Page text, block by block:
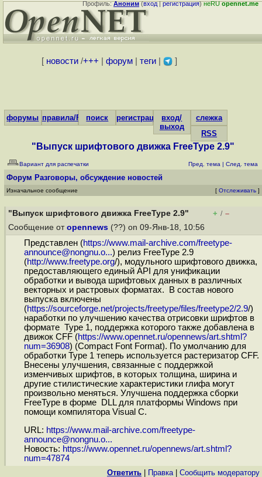
Профиль:Аноним(вход|регистрация)неRUopennet.me
[ новости/+++ форум| теги| ]
форумы правила/FAQпоиск регистрациявход/
выход
слежка
RSS
"Выпуск шрифтового движка FreeType 2.9"
Вариант для распечатки Пред. тема | След. тема
Форум Разговоры, обсуждение новостей
Изначальное сообщение [ Отслеживать ]
"Выпуск шрифтового движка FreeType 2.9" + / –
Сообщение от opennews (??) on 09-Янв-18, 10:56
Представлен (https://www.mail-archive.com/freetype-
announce@nongnu.o...) релиз FreeType 2.9
(http://www.freetype.org/), модульного шрифтового движка,
предоставляющего единый API для унификации
обработки и вывода шрифтовых данных в различных
векторных и растровых форматах. В состав нового
выпуска включены
(https://sourceforge.net/projects/freetype/files/freetype2/2.9/)
наработки по улучшению качества отрисовки шрифтов в
формате Type 1, поддержка которого также добавлена в
движок CFF (https://www.opennet.ru/opennews/art.shtml?
num=36908) (Compact Font Format). По умолчанию для
обработки Type 1 теперь используется растеризатор CFF.
Внесены улучшения, связанные с поддержкой
изменчивых шрифтов, в которых толщина, ширина и
другие стилистические характеристики глифа могут
произвольно меняться. Улучшена поддержка сборки
FreeType в форме DLL для платформы Windows при
помощи компилятора Visual C.
URL: https://www.mail-archive.com/freetype-
announce@nongnu.o...
Новость: https://www.opennet.ru/opennews/art.shtml?
num=47874
Ответить Правка| Cообщить модератору